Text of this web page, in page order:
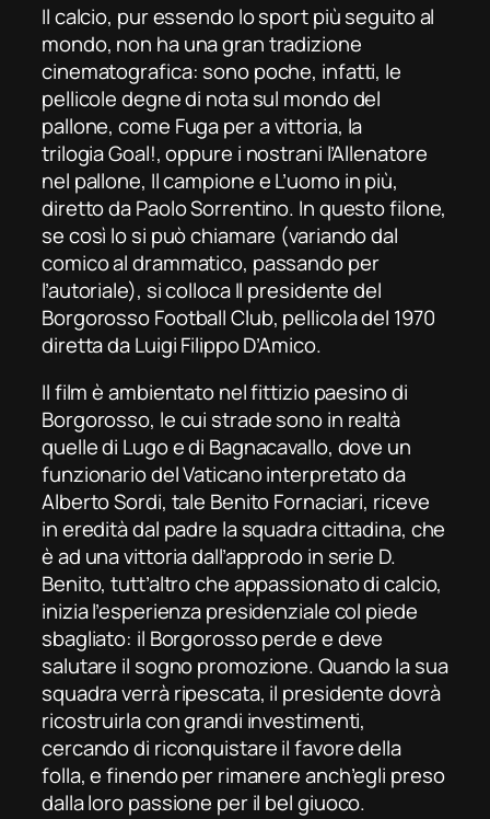
Il calcio, pur essendo lo sport più seguito al
mondo, non ha una gran tradizione
cinematografica: sono poche, infatti, le
pellicole degne di nota sul mondo del
pallone, come Fuga per a vittoria, la
trilogiaGoal!, oppure i nostrani l’Allenatore
nel pallone, Il campioneeL’uomo in più,
diretto da Paolo Sorrentino. In questo filone,
se così lo si può chiamare (variando dal
comico al drammatico, passando per
l’autoriale), si collocaIl presidente del
Borgorosso Football Club, pellicola del 1970
diretta da Luigi Filippo D’Amico.
Il film è ambientato nel fittizio paesino di
Borgorosso, le cui strade sono in realtà
quelle di Lugo e di Bagnacavallo, dove un
funzionario del Vaticano interpretato da
Alberto Sordi, tale Benito Fornaciari, riceve
in eredità dal padre la squadra cittadina, che
è ad una vittoria dall’approdo in serie D.
Benito, tutt’altro che appassionato di calcio,
inizia l’esperienza presidenziale col piede
sbagliato: il Borgorosso perde e deve
salutare il sogno promozione. Quando la sua
squadra verrà ripescata, il presidente dovrà
ricostruirla con grandi investimenti,
cercando di riconquistare il favore della
folla, e finendo per rimanere anch’egli preso
dalla loro passione per il bel giuoco.